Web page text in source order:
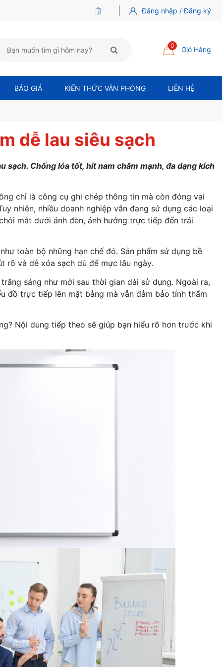
Đăng nhập / Đăng ký
0 Giỏ Hàng
BÁO GIÁ KIẾN THỨC VĂN PHÒNG LIÊN HỆ
dễ lau siêu sạch
sạch. Chống lóa tốt, hít nam châm mạnh, đa dạng kích
chỉ là công cụ ghi chép thông tin mà còn đóng vai
nhiên, nhiều doanh nghiệp vẫn đang sử dụng các loại
mắt dưới ánh đèn, ảnh hưởng trực tiếp đến trải
toàn bộ những hạn chế đó. Sản phẩm sử dụng bề
rõ và dễ xóa sạch dù để mực lâu ngày.
sáng như mới sau thời gian dài sử dụng. Ngoài ra,
đồ trực tiếp lên mặt bảng mà vẫn đảm bảo tính thẩm
Nội dung tiếp theo sẽ giúp bạn hiểu rõ hơn trước khi